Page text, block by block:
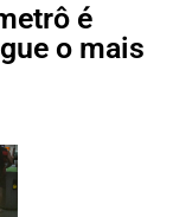
é
o mais